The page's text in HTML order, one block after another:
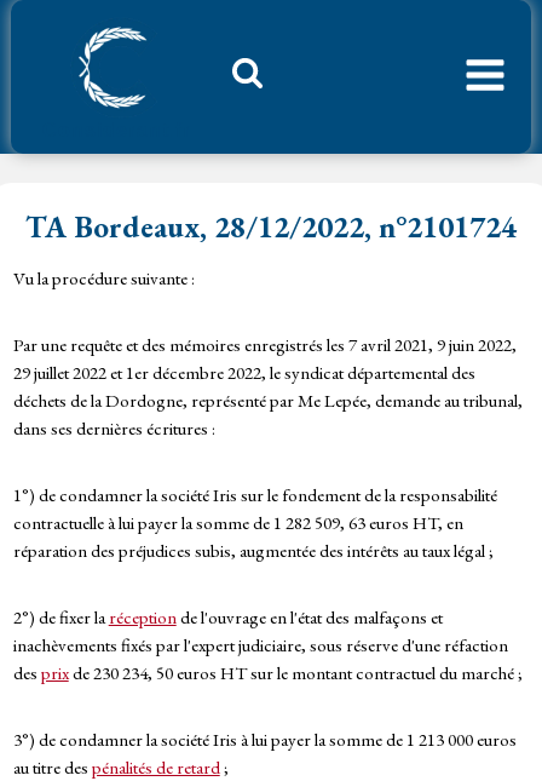
Aller
TA Bordeaux, 28/12/2022, n°2101724
Vu la procédure suivante :
Par une requête et des mémoires enregistrés les 7 avril 2021, 9 juin 2022,
29 juillet 2022 et 1er décembre 2022, le syndicat départemental des
déchets de la Dordogne, représenté par Me Lepée, demande au tribunal,
dans ses dernières écritures :
1°) de condamner la société Iris sur le fondement de la responsabilité
contractuelle à lui payer la somme de 1 282 509, 63 euros HT, en
réparation des préjudices subis, augmentée des intérêts au taux légal ;
2°) de fixer laréceptionde l'ouvrage en l'état des malfaçons et
inachèvements fixés par l'expert judiciaire, sous réserve d'une réfaction
des prixde 230 234, 50 euros HT sur le montant contractuel du marché ;
3°) de condamner la société Iris à lui payer la somme de 1 213 000 euros
au titre des pénalités de retard;